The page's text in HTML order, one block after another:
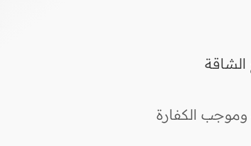
وموجب الكفارة